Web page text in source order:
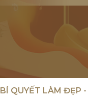
BÍ QUYẾT LÀM ĐẸP -